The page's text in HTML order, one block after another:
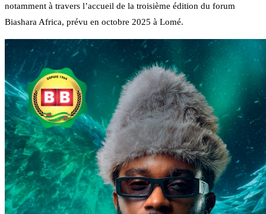
notamment à travers l’accueil de la troisième édition du forum
Biashara Africa, prévu en octobre 2025 à Lomé.